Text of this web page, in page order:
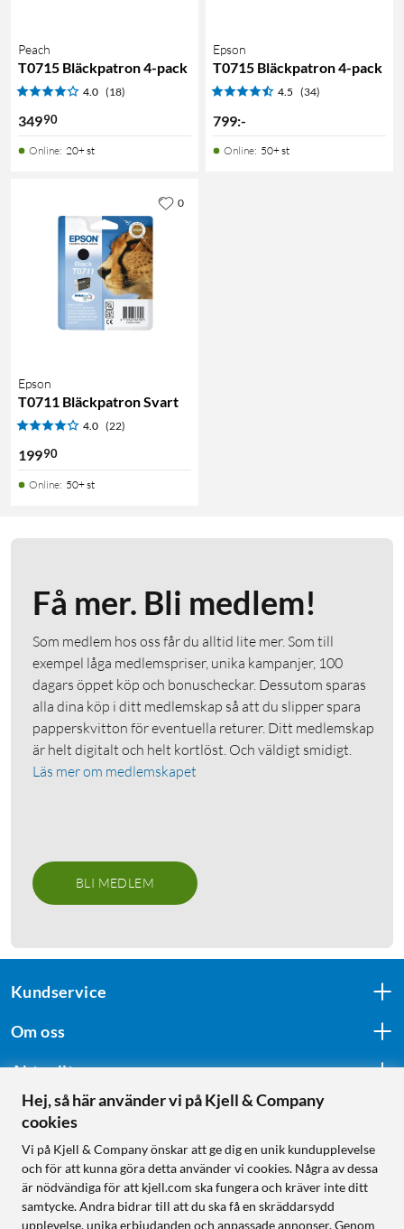
Peach
T0715 Bläckpatron 4-pack
4.0 (18)
34990
Online: 20+ st
Epson
T0715 Bläckpatron 4-pack
4.5 (34)
799:-
Online: 50+ st
Epson
T0711 Bläckpatron Svart
4.0 (22)
19990
Online: 50+ st
0
Få mer. Bli medlem!
Som medlem hos oss får du alltid lite mer. Som till
exempel låga medlemspriser, unika kampanjer, 100
dagars öppet köp och bonuscheckar. Dessutom sparas
alla dina köp i ditt medlemskap så att du slipper spara
papperskvitton för eventuella returer. Ditt medlemskap
är helt digitalt och helt kortlöst. Och väldigt smidigt.
Läs mer om medlemskapet
BLI MEDLEM
Kundservice
Om oss
Aktuellt
Följ oss
Handla från:
Hej, så här använder vi på Kjell & Company
cookies
Vi på Kjell & Company önskar att ge dig en unik kundupplevelse
och för att kunna göra detta använder vi cookies. Några av dessa
är nödvändiga för att kjell.com ska fungera och kräver inte ditt
samtycke. Andra bidrar till att du ska få en skräddarsydd
upplevelse, unika erbjudanden och anpassade annonser. Genom